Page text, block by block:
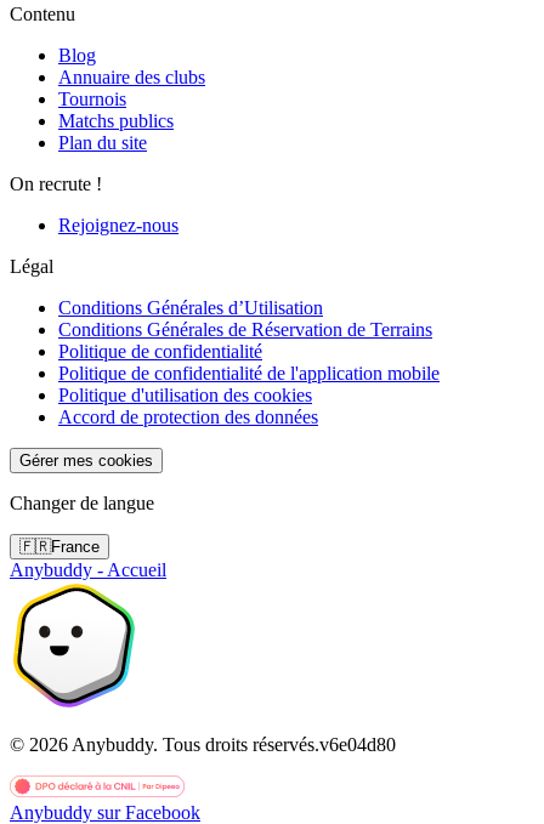
Contenu
Blog
Annuaire des clubs
Tournois
Matchs publics
Plan du site
On recrute !
Rejoignez-nous
Légal
Conditions Générales d’Utilisation
Conditions Générales de Réservation de Terrains
Politique de confidentialité
Politique de confidentialité de l'application mobile
Politique d'utilisation des cookies
Accord de protection des données
Gérer mes cookies
Changer de langue
🇫🇷France
Anybuddy - Accueil
© 2026 Anybuddy. Tous droits réservés.v6e04d80
Anybuddy sur Facebook